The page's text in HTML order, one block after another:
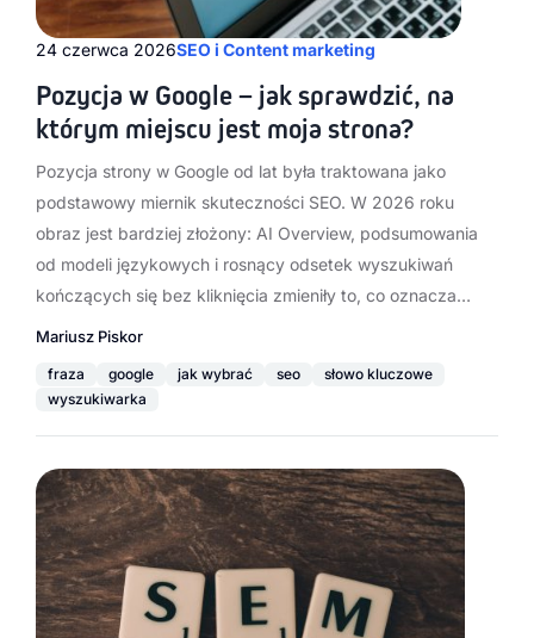
24 czerwca 2026SEO i Content marketing
Pozycja w Google – jak sprawdzić, na
którym miejscu jest moja strona?
Pozycja strony w Google od lat była traktowana jako
podstawowy miernik skuteczności SEO. W 2026 roku
obraz jest bardziej złożony: AI Overview, podsumowania
od modeli językowych i rosnący odsetek wyszukiwań
kończących się bez kliknięcia zmieniły to, co oznacza…
Mariusz Piskor
fraza google jak wybrać seo
słowo kluczowe
wyszukiwarka